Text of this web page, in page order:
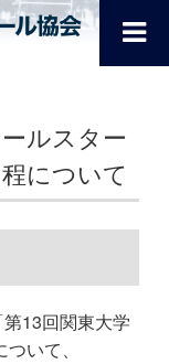
ルスター
について
13回関東大学
いて、